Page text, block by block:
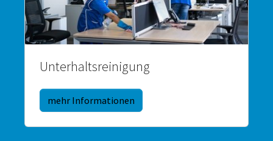
Unterhaltsreinigung
mehr Informationen